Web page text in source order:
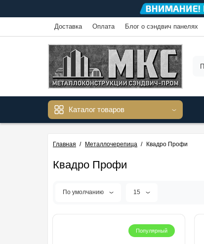
Доставка Оплата Блог о сэндвич панелях
Каталог товаров
Главная Металлочерепица Квадро Профи
Квадро Профи
По умолчанию 15
Популярный